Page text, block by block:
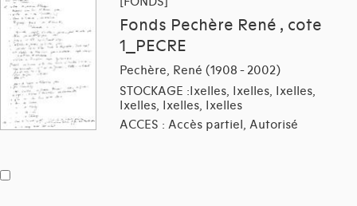
Fonds Pechère René , cote
1_PECRE
Pechère, René (1908 - 2002)
STOCKAGE :Ixelles, Ixelles, Ixelles,
Ixelles, Ixelles, Ixelles
ACCES : Accès partiel, Autorisé